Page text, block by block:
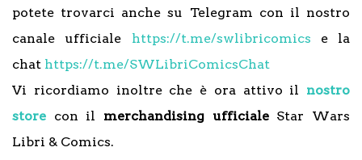
potete trovarci anche su Telegram con il nostro
canale ufficiale https://t.me/swlibricomics e la
chat https://t.me/SWLibriComicsChat
Vi ricordiamo inoltre che è ora attivo il nostro
store con il merchandising ufficialeStar Wars
Libri & Comics.